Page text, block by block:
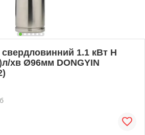
1.1 кВт H
хв Ø96мм DONGYIN